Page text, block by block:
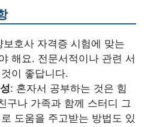
보호사 자격증 시험에 맞는
해요. 전문서적이나 관련 서
이 좋답니다.
: 혼자서 공부하는 것은 힘
구나 가족과 함께 스터디 그
도움을 주고받는 방법도 있